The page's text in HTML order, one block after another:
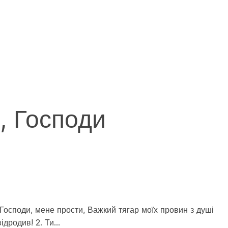
Господи
мене прости, Важкий тягар моїх провин з душі
2. Ти…